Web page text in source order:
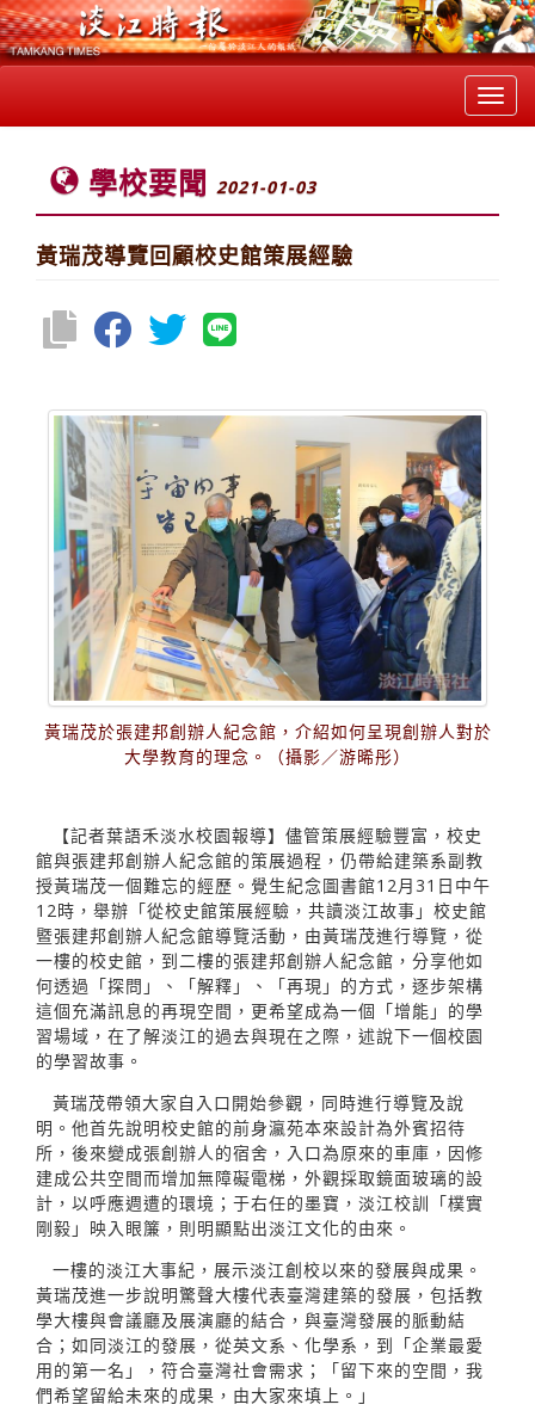
學校要聞 2021-01-03
黃瑞茂導覽回顧校史館策展經驗
黃瑞茂於張建邦創辦人紀念館，介紹如何呈現創辦人對於
大學教育的理念。（攝影／游晞彤）
【記者葉語禾淡水校園報導】儘管策展經驗豐富，校史
館與張建邦創辦人紀念館的策展過程，仍帶給建築系副教
授黃瑞茂一個難忘的經歷。覺生紀念圖書館12月31日中午
12時，舉辦「從校史館策展經驗，共讀淡江故事」校史館
暨張建邦創辦人紀念館導覽活動，由黃瑞茂進行導覽，從
一樓的校史館，到二樓的張建邦創辦人紀念館，分享他如
何透過「探問」、「解釋」、「再現」的方式，逐步架構
這個充滿訊息的再現空間，更希望成為一個「增能」的學
習場域，在了解淡江的過去與現在之際，述說下一個校園
的學習故事。
黃瑞茂帶領大家自入口開始參觀，同時進行導覽及說
明。他首先說明校史館的前身瀛苑本來設計為外賓招待
所，後來變成張創辦人的宿舍，入口為原來的車庫，因修
建成公共空間而增加無障礙電梯，外觀採取鏡面玻璃的設
計，以呼應週遭的環境；于右任的墨寶，淡江校訓「樸實
剛毅」映入眼簾，則明顯點出淡江文化的由來。
一樓的淡江大事紀，展示淡江創校以來的發展與成果。
黃瑞茂進一步說明驚聲大樓代表臺灣建築的發展，包括教
學大樓與會議廳及展演廳的結合，與臺灣發展的脈動結
合；如同淡江的發展，從英文系、化學系，到「企業最愛
用的第一名」，符合臺灣社會需求；「留下來的空間，我
們希望留給未來的成果，由大家來填上。」